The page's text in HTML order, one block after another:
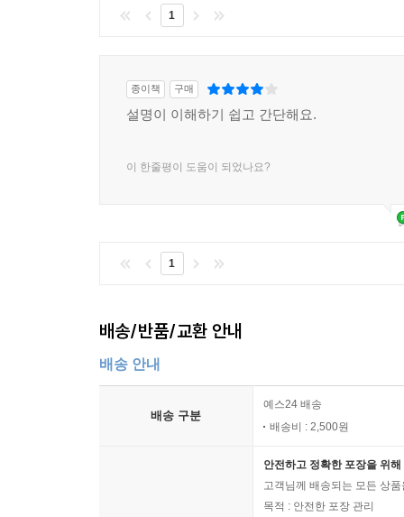
1
종이책 구매
설명이 이해하기 쉽고 간단해요.
이 한줄평이 도움이 되었나요?
1
배송/반품/교환 안내
배송 안내
배송 구분
예스24 배송
배송비 : 2,500원
안전하고 정확한 포장을 위
고객님께 배송되는 모든 상
목적 : 안전한 포장 관리